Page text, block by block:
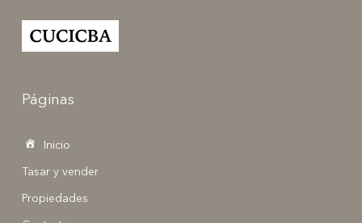
Páginas
Inicio
Tasar y vender
Propiedades